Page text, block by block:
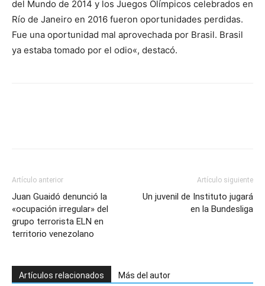
del Mundo de 2014 y los Juegos Olímpicos celebrados en
Río de Janeiro en 2016 fueron oportunidades perdidas.
Fue una oportunidad mal aprovechada por Brasil. Brasil
ya estaba tomado por el odio«, destacó.
Artículo anterior
Juan Guaidó denunció la
«ocupación irregular» del
grupo terrorista ELN en
territorio venezolano
Artículo siguiente
Un juvenil de Instituto jugará
en la Bundesliga
Artículos relacionados Más del autor